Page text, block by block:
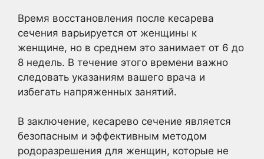
Время восстановления после кесарева
сечения варьируется от женщины к
женщине, но в среднем это занимает от 6 до
8 недель. В течение этого времени важно
следовать указаниям вашего врача и
избегать напряженных занятий.
В заключение, кесарево сечение является
безопасным и эффективным методом
родоразрешения для женщин, которые не